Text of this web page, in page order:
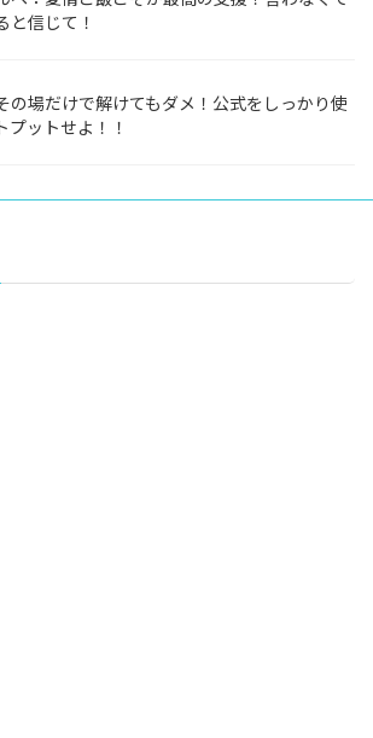
と信じて！
の場だけで解けてもダメ！公式をしっかり使
プットせよ！！